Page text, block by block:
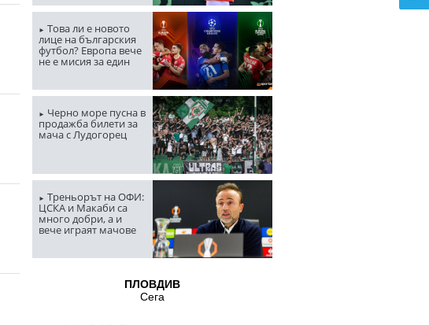
Това ли е новото
лице на българския
футбол? Европа вече
не е мисия за един
Черно море пусна в
продажба билети за
мача с Лудогорец
Треньорът на ОФИ:
ЦСКА и Макаби са
много добри, а и
вече играят мачове